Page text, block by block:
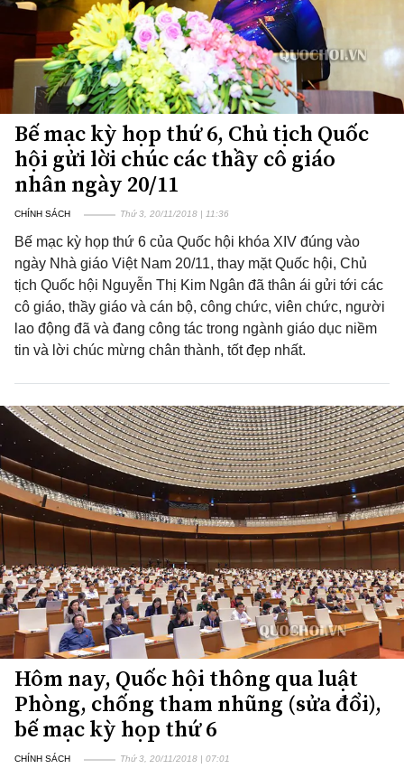
Bế mạc kỳ họp thứ 6, Chủ tịch Quốc
hội gửi lời chúc các thầy cô giáo
nhân ngày 20/11
CHÍNH SÁCH Thứ 3, 20/11/2018 | 11:36
Bế mạc kỳ họp thứ 6 của Quốc hội khóa XIV đúng vào
ngày Nhà giáo Việt Nam 20/11, thay mặt Quốc hội, Chủ
tịch Quốc hội Nguyễn Thị Kim Ngân đã thân ái gửi tới các
cô giáo, thầy giáo và cán bộ, công chức, viên chức, người
lao động đã và đang công tác trong ngành giáo dục niềm
tin và lời chúc mừng chân thành, tốt đẹp nhất.
Hôm nay, Quốc hội thông qua luật
Phòng, chống tham nhũng (sửa đổi),
bế mạc kỳ họp thứ 6
CHÍNH SÁCH Thứ 3, 20/11/2018 | 07:01